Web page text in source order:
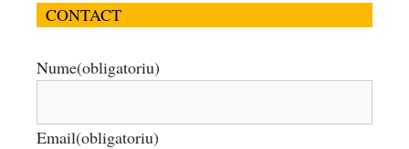
CONTACT
Nume(obligatoriu)
Email(obligatoriu)